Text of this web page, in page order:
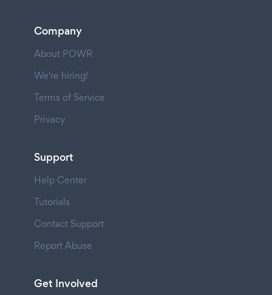
Company
About POWR
We're hiring!
Terms of Service
Privacy
Support
Help Center
Tutorials
Contact Support
Report Abuse
Get Involved